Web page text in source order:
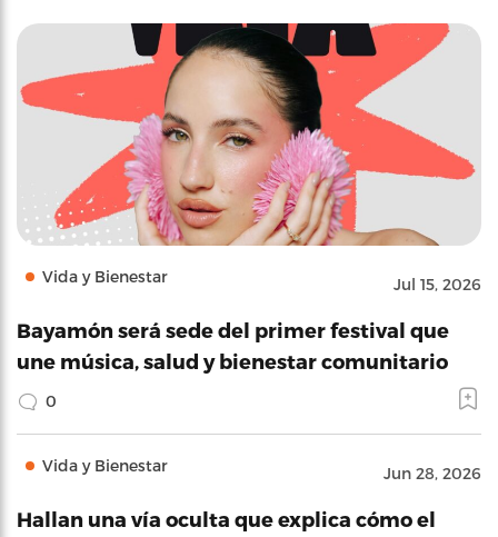
Vida y Bienestar Jul 15, 2026
Bayamón será sede del primer festival que
une música, salud y bienestar comunitario
0
Vida y Bienestar Jun 28, 2026
Hallan una vía oculta que explica cómo el